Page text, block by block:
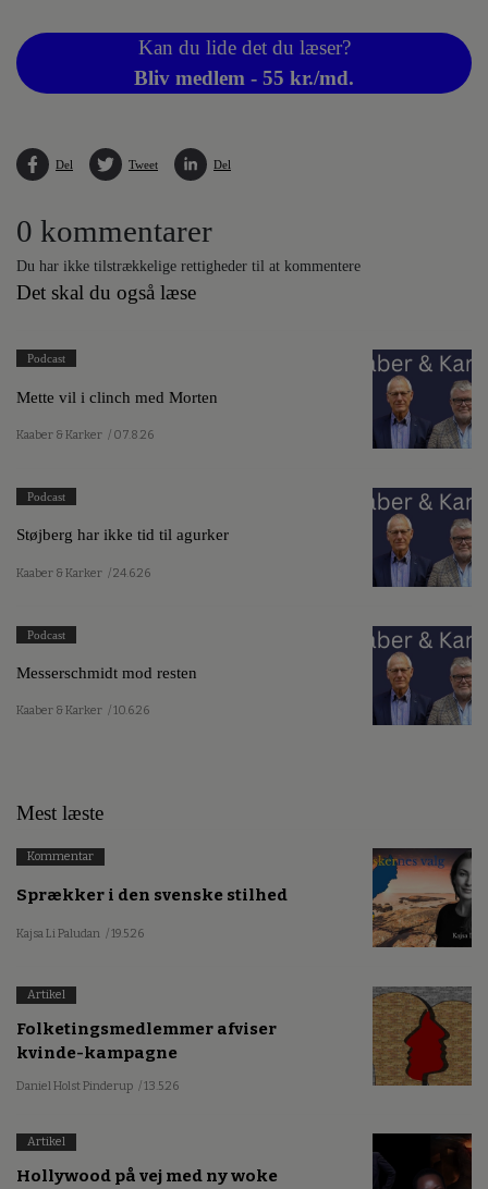
Kan du lide det du læser?
Bliv medlem - 55 kr./md.
Del Tweet Del
0 kommentarer
Du har ikke tilstrækkelige rettigheder til at kommentere
Det skal du også læse
Podcast
Mette vil i clinch med Morten
Kaaber & Karker / 07.8.26
Podcast
Støjberg har ikke tid til agurker
Kaaber & Karker / 24.6.26
Podcast
Messerschmidt mod resten
Kaaber & Karker / 10.6.26
Mest læste
Kommentar
Sprækker i den svenske stilhed
Kajsa Li Paludan / 19.5.26
Artikel
Folketingsmedlemmer afviser
kvinde-kampagne
Daniel Holst Pinderup / 13.5.26
Artikel
Hollywood på vej med ny woke